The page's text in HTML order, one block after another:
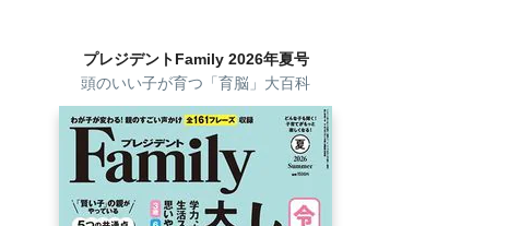
プレジデントFamily 2026年夏号
頭のいい子が育つ「育脳」大百科